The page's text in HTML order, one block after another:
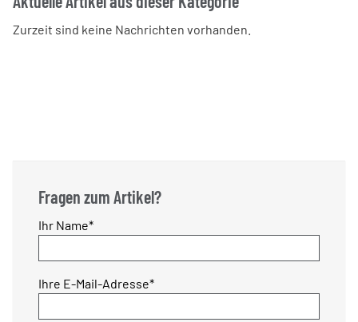
Zurzeit sind keine Nachrichten vorhanden.
Fragen zum Artikel?
Pflichtfeld
Ihr Name*
Pflichtfeld
Ihre E-Mail-Adresse*